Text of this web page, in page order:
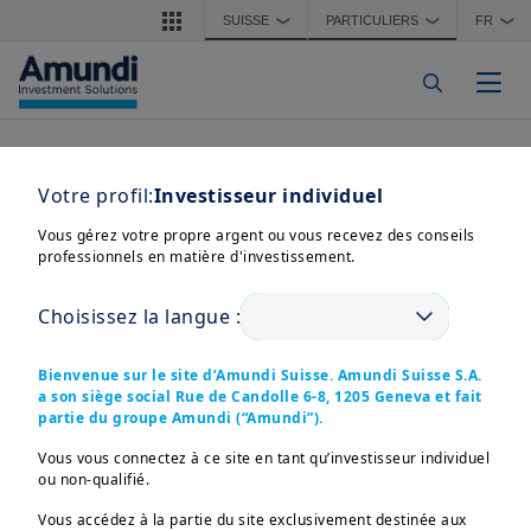
Aller au contenu principal
SUISSE ❯ PARTICULIERS ❯ FR ❯
Votre profil:Investisseur individuel
Vous gérez votre propre argent ou vous recevez des conseils
professionnels en matière d'investissement.
Choisissez la langue :
Bienvenue sur le site d’Amundi Suisse. Amundi Suisse S.A.
a son siège social Rue de Candolle 6-8, 1205 Geneva et fait
partie du groupe Amundi (“Amundi”).
Vous vous connectez à ce site en tant qu’investisseur individuel
ou non-qualifié.
Vous accédez à la partie du site exclusivement destinée aux